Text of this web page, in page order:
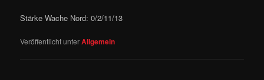
Stärke Wache Nord: 0/2/11/13
Veröffentlicht unterAllgemein